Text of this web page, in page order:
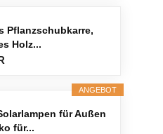
Pflanzschubkarre,
Holz...
ANGEBOT
für Außen
für...